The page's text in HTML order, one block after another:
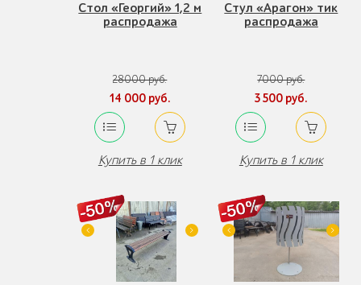
Стол «Георгий» 1,2 м
распродажа
28000 руб.
14 000 руб.
Купить в 1 клик
Стул «Арагон» тик
распродажа
7000 руб.
3 500 руб.
Купить в 1 клик